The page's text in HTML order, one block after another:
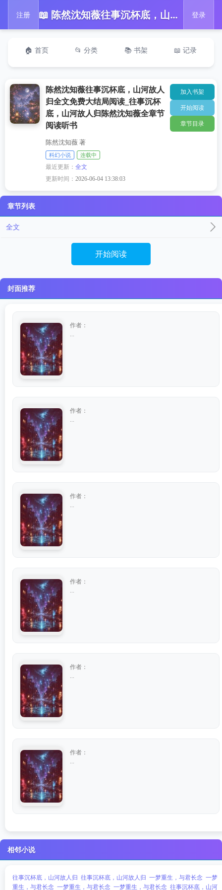
注册 📖 陈然沈知薇往事沉杯底，山河故人归全文免费大结局阅读_往事沉杯底，山河故人归陈然沈知薇全章节阅读听书 登录
🏠 首页 📂 分类 📚 书架 📖 记录
陈然沈知薇往事沉杯底，山河故人
归全文免费大结局阅读_往事沉杯
底，山河故人归陈然沈知薇全章节
阅读听书
陈然沈知薇 著
科幻小说 连载中
最近更新：全文
更新时间：2026-06-04 13:38:03
加入书架
开始阅读
章节目录
章节列表
全文
开始阅读
封面推荐
作者：
作者：
作者：
作者：
作者：
作者：
相邻小说
往事沉杯底，山河故人归 往事沉杯底，山河故人归 一梦重生，与君长念 一梦
重生，与君长念 一梦重生，与君长念 一梦重生，与君长念 往事沉杯底，山河